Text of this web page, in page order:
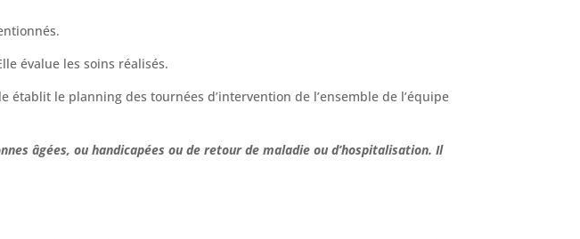
évalue les soins réalisés.
établit le planning des tournées d’intervention de l’ensemble de l’équipe
âgées, ou handicapées ou de retour de maladie ou d’hospitalisation. Il